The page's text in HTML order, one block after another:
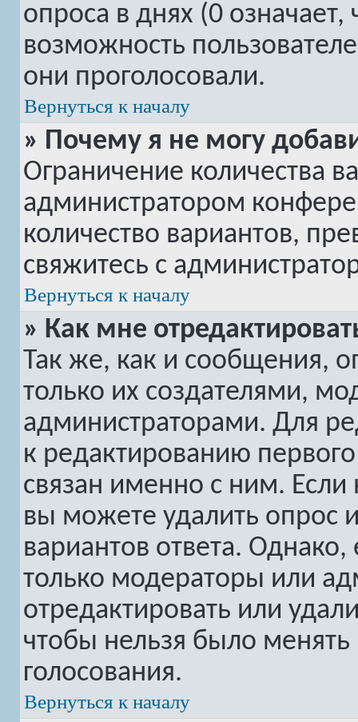
опроса в днях (0
возможность
они проголосовали.
Вернуться к началу
» Почему я не могу
Ограничение количества
администратором
количество вариантов,
свяжитесь с
Вернуться к началу
» Как мне
Так же, как и сообщения,
только их создателями,
администраторами. Для
к редактированию
связан именно с ним. Если
вы можете удалить опрос
вариантов ответа.
только модераторы или
отредактировать или
чтобы нельзя было
голосования.
Вернуться к началу